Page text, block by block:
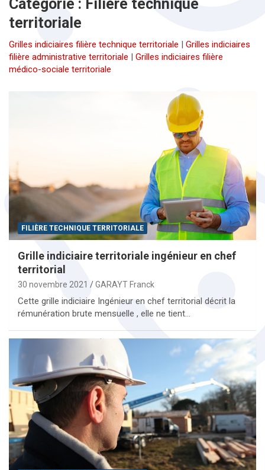
Catégorie : Filière technique
territoriale
Grilles indiciaires filière technique territoriale | Grilles indiciaires
filière administrative territoriale | Grilles indiciaires filière
médico-sociale territoriale
FILIÈRE TECHNIQUE TERRITORIALE
Grille indiciaire territoriale ingénieur en chef
territorial
30 novembre 2021 GARAYT Franck
Cette grille indiciaire Ingénieur en chef territorial décrit la
rémunération brute mensuelle , elle ne tient…